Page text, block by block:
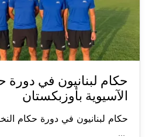
حكام لبنانيون في دورة
الآسيوية بأوزبكستان
حكام لبنانيون في دورة حكام
...